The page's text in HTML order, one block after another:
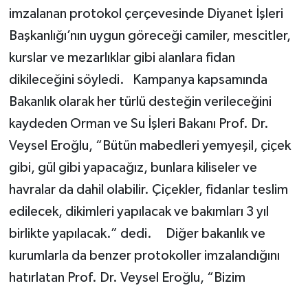
imzalanan protokol çerçevesinde Diyanet İşleri
Başkanlığı’nın uygun göreceği camiler, mescitler,
kurslar ve mezarlıklar gibi alanlara fidan
dikileceğini söyledi. Kampanya kapsamında
Bakanlık olarak her türlü desteğin verileceğini
kaydeden Orman ve Su İşleri Bakanı Prof. Dr.
Veysel Eroğlu, “Bütün mabedleri yemyeşil, çiçek
gibi, gül gibi yapacağız, bunlara kiliseler ve
havralar da dahil olabilir. Çiçekler, fidanlar teslim
edilecek, dikimleri yapılacak ve bakımları 3 yıl
birlikte yapılacak.” dedi. Diğer bakanlık ve
kurumlarla da benzer protokoller imzalandığını
hatırlatan Prof. Dr. Veysel Eroğlu, “Bizim